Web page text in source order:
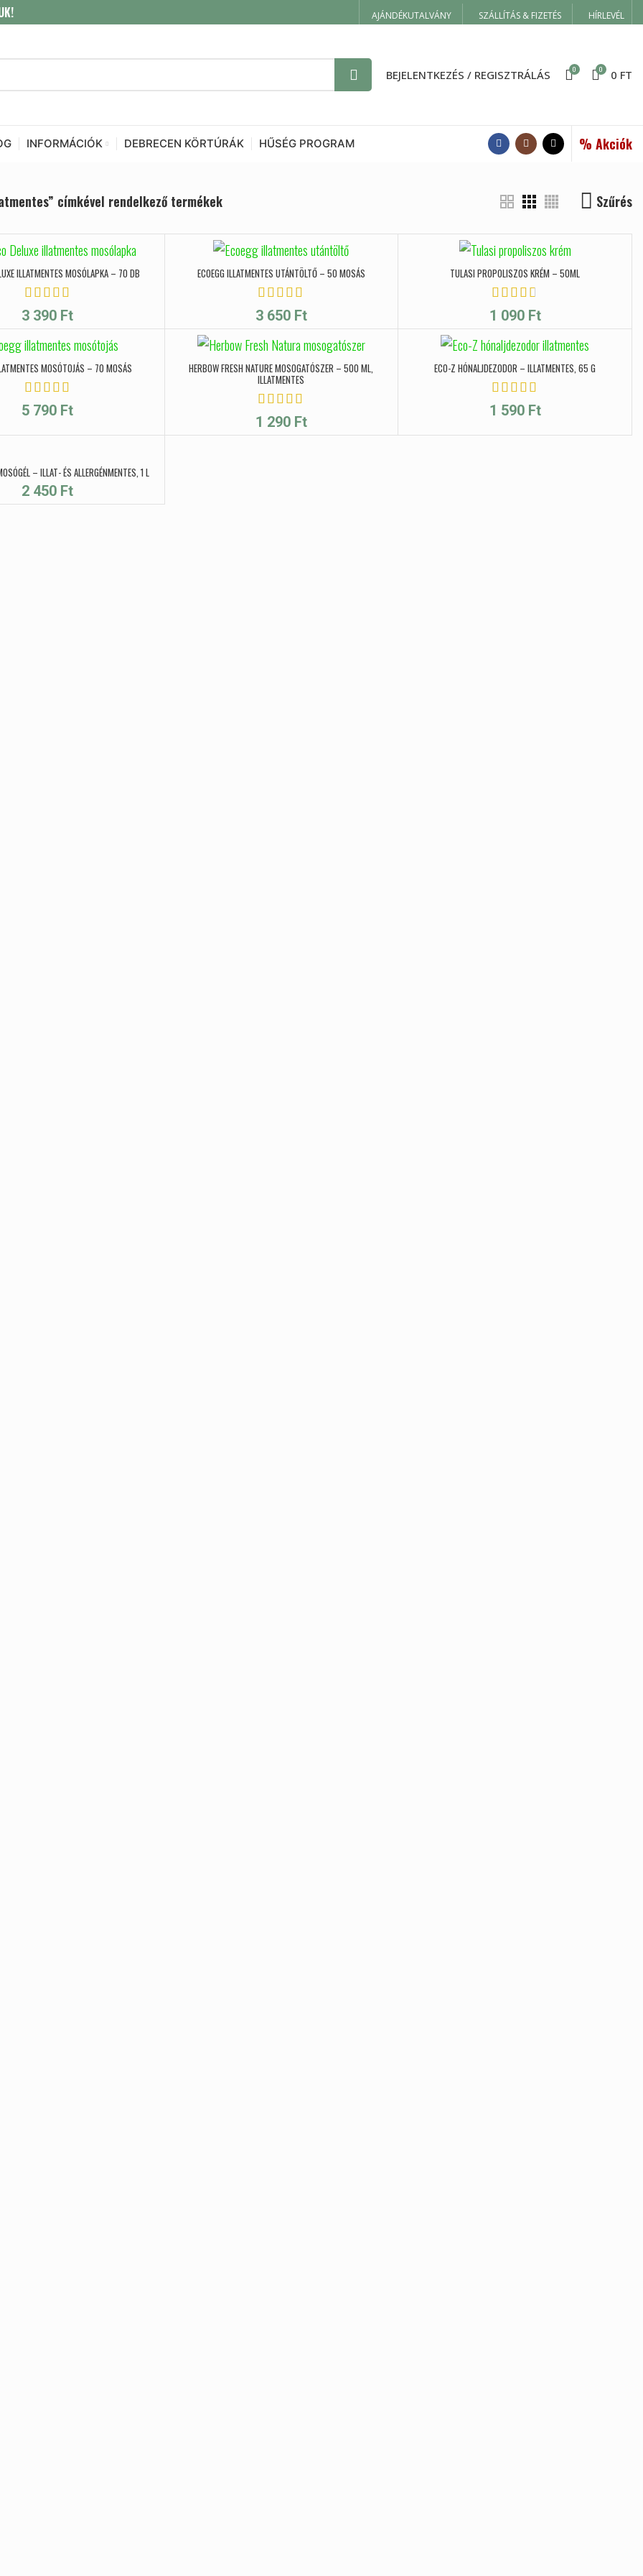
AJÁNDÉKUTALVÁNY SZÁLLÍTÁS & FIZETÉS HÍRLEVÉL
BEJELENTKEZÉS / REGISZTRÁLÁS 0 0 0 FT
INFORMÁCIÓK DEBRECEN KÖRTÚRÁK HŰSÉG PROGRAM % Akciók
címkével rendelkező termékek Szűrés
ILLATMENTES MOSÓLAPKA – 70 DB
3 390 Ft
ECOEGG ILLATMENTES UTÁNTÖLTŐ – 50 MOSÁS
3 650 Ft
TULASI PROPOLISZOS KRÉM – 50ML
1 090 Ft
MOSÓTOJÁS – 70 MOSÁS
5 790 Ft
HERBOW FRESH NATURE MOSOGATÓSZER – 500 ML,
ILLATMENTES
1 290 Ft
ECO-Z HÓNALJDEZODOR – ILLATMENTES, 65 G
1 590 Ft
– ILLAT- ÉS ALLERGÉNMENTES, 1 L
2 450 Ft